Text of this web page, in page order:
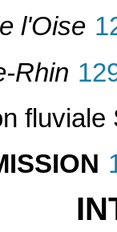
l'Oise
Rhin
fluviale